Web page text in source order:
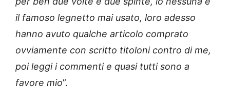
il famoso legnetto mai usato, loro adesso
hanno avuto qualche articolo comprato
ovviamente con scritto titoloni contro di me,
poi leggi i commenti e quasi tutti sono a
favore mio”.